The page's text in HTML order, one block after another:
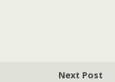
Next Post